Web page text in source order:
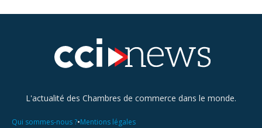
L'actualité des Chambres de commerce dans le monde.
Qui sommes-nous ?•Mentions légales